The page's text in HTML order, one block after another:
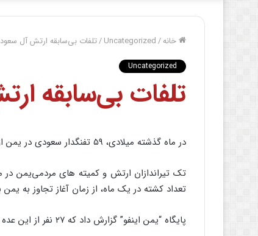
خانه/
Uncategorized
/تلفات بی‌سابقه ارتش آل
Uncategorized
تلفات بی‌سابقه
در ماه گذشته میلادی، ۵۹ تفنگدار سعودی در یمن از پای در آمدند.
تعداد کشته در یک ماه، از زمان آغاز تجاوز به
پایگاه “یمن اینفو” گزارش داد که ۲۷ نفر از این عده در جیزان، ۲۵ نفر در نجران و ۷ نفر در عسیر کشته شده‌اند.